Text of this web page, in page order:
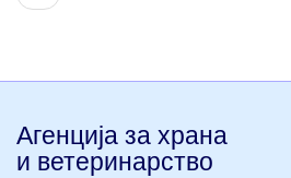
page
Агенција за храна
и ветеринарство